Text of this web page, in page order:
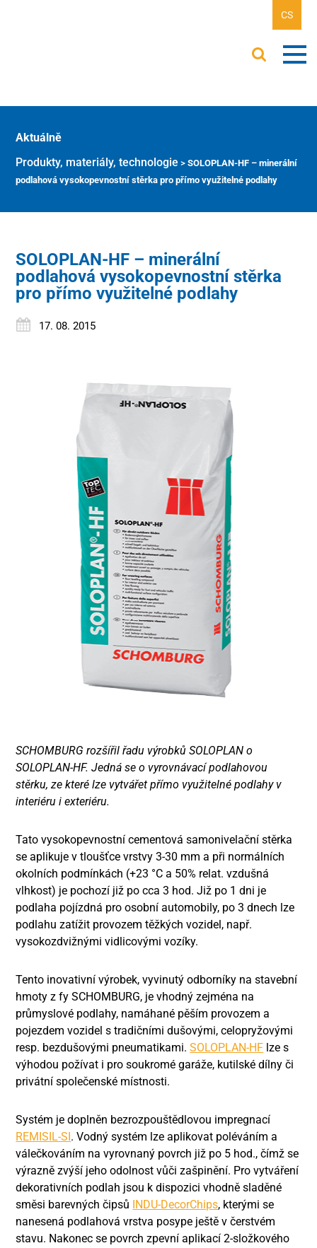
CS
Aktuálně
Produkty, materiály, technologie >SOLOPLAN-HF – minerální
podlahová vysokopevnostní stěrka pro přímo využitelné podlahy
SOLOPLAN-HF – minerální
podlahová vysokopevnostní stěrka
pro přímo využitelné podlahy
17. 08. 2015
SCHOMBURG rozšířil řadu výrobků SOLOPLAN o
SOLOPLAN-HF. Jedná se o vyrovnávací podlahovou
stěrku, ze které lze vytvářet přímo využitelné podlahy v
interiéru i exteriéru.
Tato vysokopevnostní cementová samonivelační stěrka
se aplikuje v tloušťce vrstvy 3-30 mm a při normálních
okolních podmínkách (+23 °C a 50% relat. vzdušná
vlhkost) je pochozí již po cca 3 hod. Již po 1 dni je
podlaha pojízdná pro osobní automobily, po 3 dnech lze
podlahu zatížit provozem těžkých vozidel, např.
vysokozdvižnými vidlicovými vozíky.
Tento inovativní výrobek, vyvinutý odborníky na stavební
hmoty z fy SCHOMBURG, je vhodný zejména na
průmyslové podlahy, namáhané pěším provozem a
pojezdem vozidel s tradičními dušovými, celopryžovými
resp. bezdušovými pneumatikami.SOLOPLAN-HF lze s
výhodou požívat i pro soukromé garáže, kutilské dílny či
privátní společenské místnosti.
Systém je doplněn bezrozpouštědlovou impregnací
REMISIL-SI. Vodný systém lze aplikovat poléváním a
válečkováním na vyrovnaný povrch již po 5 hod., čímž se
výrazně zvýší jeho odolnost vůči zašpinění. Pro vytváření
dekorativních podlah jsou k dispozici vhodně sladěné
směsi barevných čipsů INDU-DecorChips, kterými se
nanesená podlahová vrstva posype ještě v čerstvém
stavu. Nakonec se povrch zpevní aplikací 2-složkového